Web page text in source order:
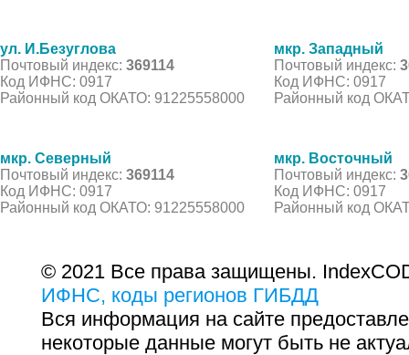
ул. И.Безуглова
Почтовый индекс: 369114
Код ИФНС: 0917
Районный код ОКАТО: 91225558000
мкр. Западный
Почтовый индекс:
Код ИФНС: 0917
Районный код
мкр. Северный
Почтовый индекс: 369114
Код ИФНС: 0917
Районный код ОКАТО: 91225558000
мкр. Восточный
Почтовый индекс:
Код ИФНС: 0917
Районный код
© 2021 Все права защищены.
ИФНС, коды регионов ГИБДД
Вся информация на сайте
некоторые данные могут быть не